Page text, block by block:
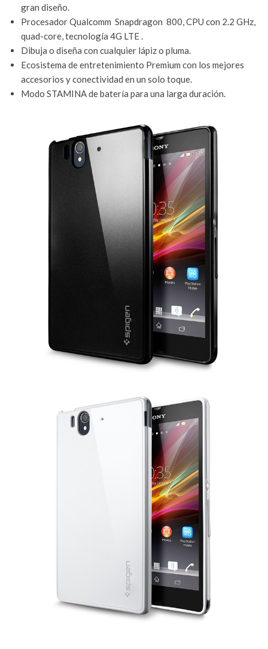
gran diseño.
Procesador Qualcomm Snapdragon 800, CPU con 2.2 GHz,
quad-core, tecnología 4G LTE .
Dibuja o diseña con cualquier lápiz o pluma.
Ecosistema de entretenimiento Premium con los mejores
accesorios y conectividad en un solo toque.
Modo STAMINA de batería para una larga duración.